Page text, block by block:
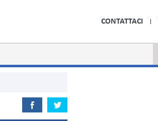
CONTATTACI